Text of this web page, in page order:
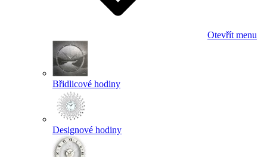
Otevřít menu
Břidlicové hodiny
Designové hodiny